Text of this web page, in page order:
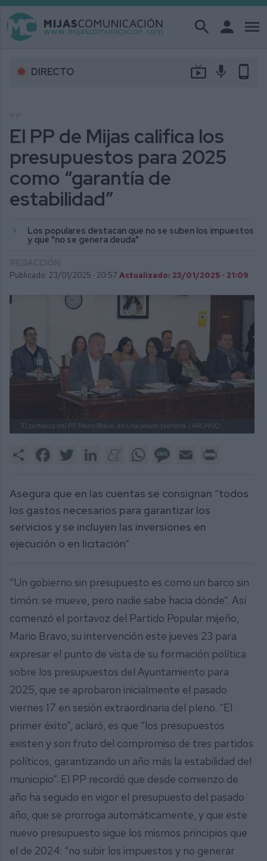
search person menu
DIRECTO live_tv mic phone_android
El PP de Mijas califica los
presupuestos para 2025
como “garantía de
estabilidad”
Los populares destacan que no se suben los impuestos
y que "no se genera deuda"
Publicado: 23/01/2025 · 20:57 Actualizado: 23/01/2025 · 21:09
El portavoz del PP, Mario Bravo, en una sesión plenaria. | ARCHIVO
Share FacebookTwitter LinkedInMeneameWhatsAppMessage
Email
Asegura que en las cuentas se consignan “todos
los gastos necesarios para garantizar los
servicios y se incluyen las inversiones en
ejecución o en licitación”
“Un gobierno sin presupuesto es como un barco sin
timón: se mueve, pero nadie sabe hacia dónde”. Así
comenzó el portavoz del Partido Popular mijeño,
Mario Bravo, su intervención este jueves 23 para
expresar el punto de vista de su formación política
sobre los presupuestos del Ayuntamiento para
2025, que se aprobaron inicialmente el pasado
viernes 17 en sesión extraordinaria del pleno. “El
primer éxito”, aclaró, es que “los presupuestos
existen y son fruto del compromiso de tres partidos
políticos, garantizando un año más la estabilidad del
municipio”. El PP recordó que desde comienzo de
año ha seguido en vigor el presupuesto del pasado
año, que se prorroga automáticamente, y que este
nuevo presupuesto sigue los mismos principios que
el de 2024: “no subir los impuestos y no generar